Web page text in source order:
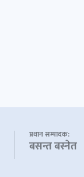
प्रधान सम्पादक:
बसन्त बस्नेत